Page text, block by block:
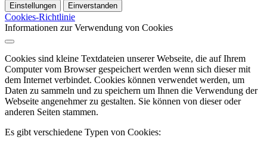
Einstellungen Einverstanden
Cookies-Richtlinie
Informationen zur Verwendung von Cookies
Cookies sind kleine Textdateien unserer Webseite, die auf Ihrem
Computer vom Browser gespeichert werden wenn sich dieser mit
dem Internet verbindet. Cookies können verwendet werden, um
Daten zu sammeln und zu speichern um Ihnen die Verwendung der
Webseite angenehmer zu gestalten. Sie können von dieser oder
anderen Seiten stammen.
Es gibt verschiedene Typen von Cookies: